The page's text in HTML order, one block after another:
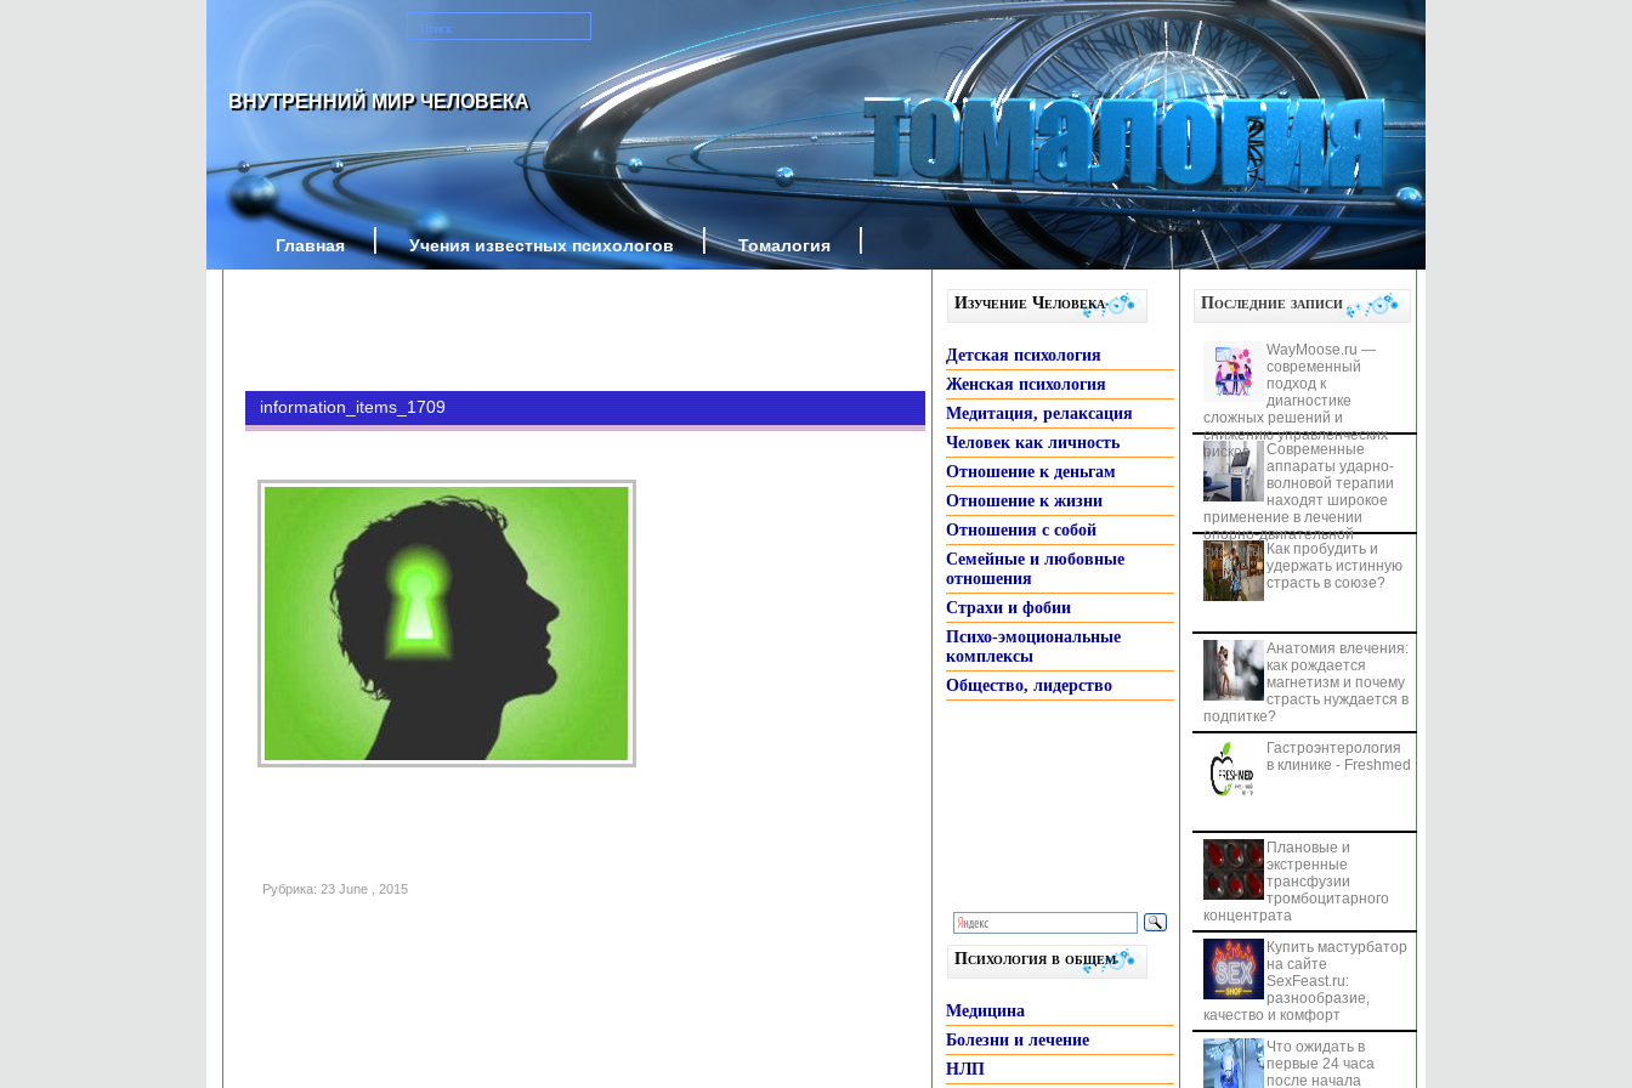
ВНУТРЕННИЙ МИР ЧЕЛОВЕКА
Главная Учения известных психологов Томалогия
information_items_1709
Рубрика: 23 June , 2015
Изучение Человека
Детская психология
Женская психология
Медитация, релаксация
Человек как личность
Отношение к деньгам
Отношение к жизни
Отношения с собой
Семейные и любовные
отношения
Страхи и фобии
Психо-эмоциональные
комплексы
Общество, лидерство
Психология в общем
Медицина
Болезни и лечение
НЛП
Последние записи
WayMoose.ru —
современный
подход к
диагностике
сложных решений и
снижению управленческих
рисков
Современные
аппараты ударно-
волновой терапии
находят широкое
применение в лечении
опорно-двигательной
системы Как пробудить и
удержать истинную
страсть в союзе?
Анатомия влечения:
как рождается
магнетизм и почему
страсть нуждается в
подпитке?
Гастроэнтерология
в клинике - Freshmed
Плановые и
экстренные
трансфузии
тромбоцитарного
концентрата
Купить мастурбатор
на сайте
SexFeast.ru:
разнообразие,
качество и комфорт
Что ожидать в
первые 24 часа
после начала